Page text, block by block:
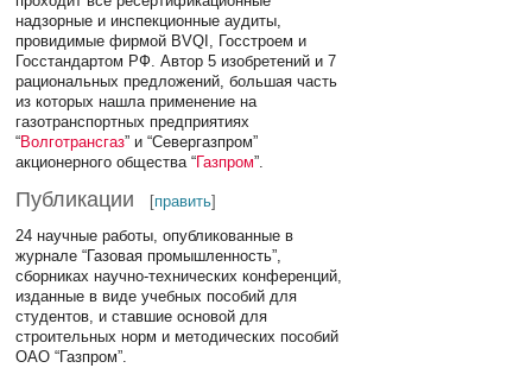
надзорные и инспекционные аудиты,
провидимые фирмой BVQI, Госстроем и
Госстандартом РФ. Автор 5 изобретений и 7
рациональных предложений, большая часть
из которых нашла применение на
газотранспортных предприятиях
“Волготрансгаз” и “Севергазпром”
акционерного общества “Газпром”.
Публикации [править]
24 научные работы, опубликованные в
журнале “Газовая промышленность”,
сборниках научно-технических конференций,
изданные в виде учебных пособий для
студентов, и ставшие основой для
строительных норм и методических пособий
ОАО “Газпром”.